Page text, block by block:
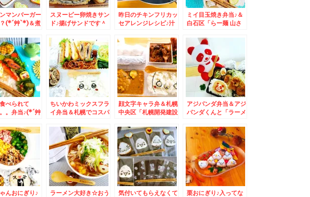
マンバーガー
(*´艸`*)＆煮
らー麺 山さ
の「あっさり
麺固め「岩海
ピング♪あぁ
(*´艸`*)
スヌーピー卵焼きサン
ド♪揚げサンドです＾
my札幌ベスト「らー
麺 山さわ」さんの
「濃厚煮干し」麺固め
「味玉」「岩海苔」
「メンマ」「ネギ」ト
ッピング♪あぁ幸せ～
～(*´艸`*)
昨日のチキンフリカッ
セアレンジレシピ♪汁
タ♪勝手に福岡コラボ
レシピ♪
ミイ目玉焼き弁当♪＆
白石区「らー麺 山さ
煮干しラーメン 岩海
苔トッピング」激ウマ
煮干しラーメンのお店
(*´艸`*)
べられて
。弁当♪(*´艸
三平」さん
菜」テイクア
きます＾＾3
０円値上げさ
た～＾＾
ちいかわミックスフラ
イ弁当＆札幌でコスパ
なら絶対こちら！「回
転寿司函館漁火」川沿
ソシア店さんの「Aラ
ンチ」は彩り海鮮丼
「タコ吸盤軍艦」「ホ
ッキサラダ軍艦」１０
００円でおつりくるっ
て(@￣□￣@;)！！
顔文字キャラ弁＆札幌
中央区「札幌開発建設
ニューがすごすぎる～
(*´艸`*)
アジパンダ弁当＆アジ
パンダくんと「ラーメ
「野菜ラーメン醤油
味」(*´艸`*)
んおにぎり♪
ラーメン大好き☆おう
気付いてもらえなくて
栗おにぎり♪入ってな